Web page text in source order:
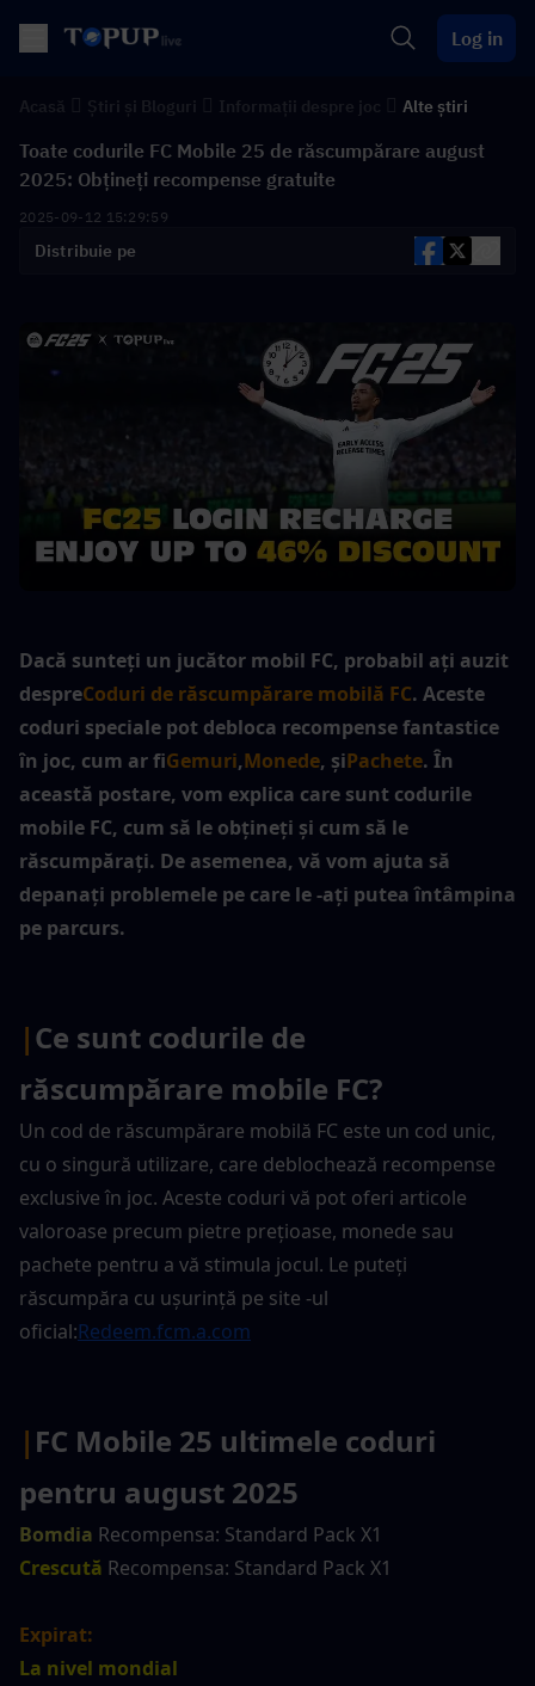
Log in
Alte știri
Toate codurile FC Mobile 25 de răscumpărare august
2025: Obțineți recompense gratuite
2025-09-12 15:29:59
Distribuie pe
Dacă sunteți un jucător mobil FC, probabil ați auzit
despreCoduri de răscumpărare mobilă FC. Aceste
coduri speciale pot debloca recompense fantastice
în joc, cum ar fiGemuri,Monede, șiPachete. În
această postare, vom explica care sunt codurile
mobile FC, cum să le obțineți și cum să le
răscumpărați. De asemenea, vă vom ajuta să
depanați problemele pe care le -ați putea întâmpina
pe parcurs.
|Ce sunt codurile de
răscumpărare mobile FC?
Un cod de răscumpărare mobilă FC este un cod unic,
cu o singură utilizare, care deblochează recompense
exclusive în joc. Aceste coduri vă pot oferi articole
valoroase precum pietre prețioase, monede sau
pachete pentru a vă stimula jocul. Le puteți
răscumpăra cu ușurință pe site -ul
oficial:Redeem.fcm.a.com
| FC Mobile 25 ultimele coduri
pentru august 2025
Bomdia Recompensa: Standard Pack X1
Crescută Recompensa: Standard Pack X1
Expirat:
La nivel mondial